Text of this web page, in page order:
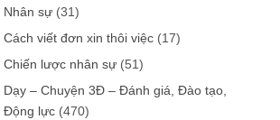
Nhân sự (31)
Cách viết đơn xin thôi việc (17)
Chiến lược nhân sự (51)
Dạy – Chuyện 3Đ – Đánh giá, Đào tạo,
Động lực (470)